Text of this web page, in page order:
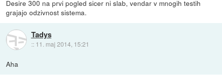
Desire 300 na prvi pogled sicer ni slab, vendar v mnogih testih
grajajo odzivnost sistema.
Tadys
:: 11. maj 2014, 15:21
Aha